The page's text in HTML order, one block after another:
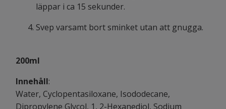
läppar i ca 15 sekunder.
Svep varsamt bort sminket utan att gnugga.
200ml
Innehåll:
Water, Cyclopentasiloxane, Isododecane,
Dipropylene Glycol, 1, 2-Hexanediol, Sodium